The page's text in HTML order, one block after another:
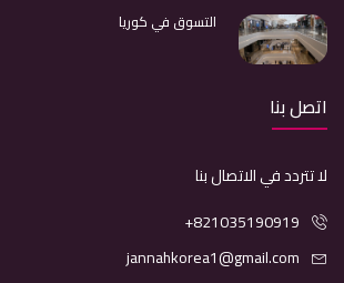
التسوق في كوريا
اتصل بنا
لا تتردد في الاتصال بنا
+821035190919
jannahkorea1@gmail.com